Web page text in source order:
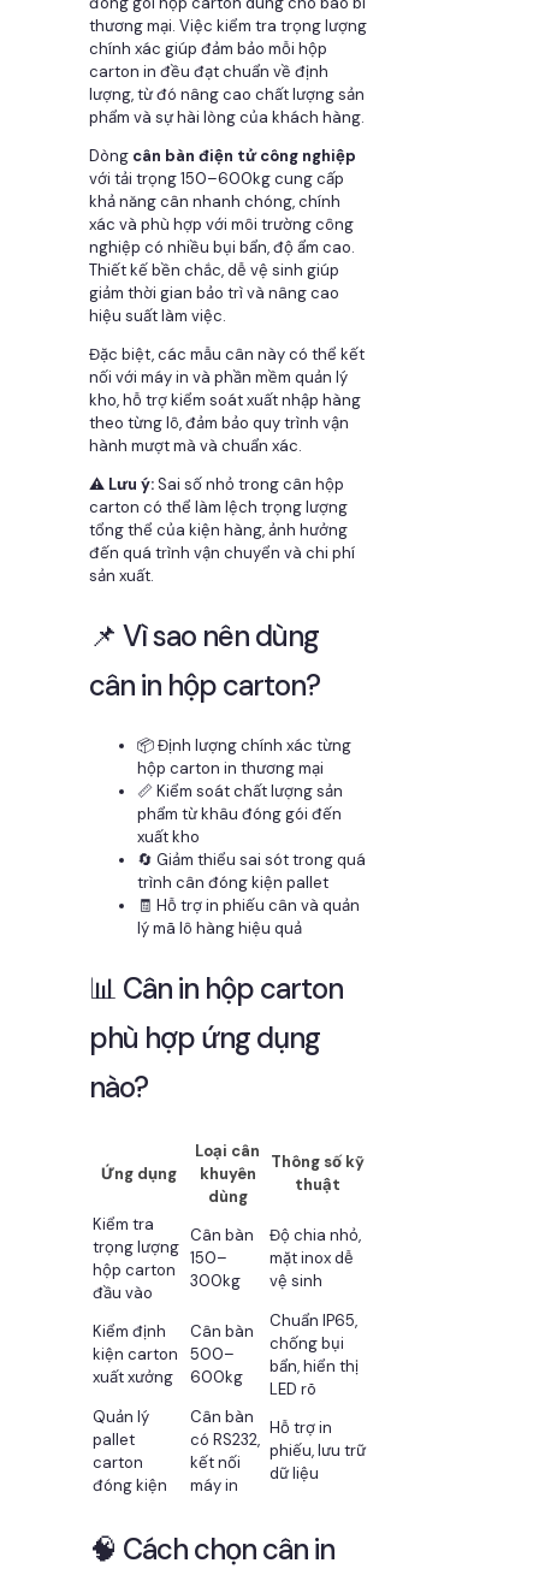
thương mại. Việc kiểm tra trọng lượng
chính xác giúp đảm bảo mỗi hộp
carton in đều đạt chuẩn về định
lượng, từ đó nâng cao chất lượng sản
phẩm và sự hài lòng của khách hàng.
Dòng cân bàn điện tử công nghiệp
với tải trọng 150–600kg cung cấp
khả năng cân nhanh chóng, chính
xác và phù hợp với môi trường công
nghiệp có nhiều bụi bẩn, độ ẩm cao.
Thiết kế bền chắc, dễ vệ sinh giúp
giảm thời gian bảo trì và nâng cao
hiệu suất làm việc.
Đặc biệt, các mẫu cân này có thể kết
nối với máy in và phần mềm quản lý
kho, hỗ trợ kiểm soát xuất nhập hàng
theo từng lô, đảm bảo quy trình vận
hành mượt mà và chuẩn xác.
⚠️ Lưu ý:Sai số nhỏ trong cân hộp
carton có thể làm lệch trọng lượng
tổng thể của kiện hàng, ảnh hưởng
đến quá trình vận chuyển và chi phí
sản xuất.
📌 Vì sao nên dùng
cân in hộp carton?
📦 Định lượng chính xác từng
hộp carton in thương mại
📏 Kiểm soát chất lượng sản
phẩm từ khâu đóng gói đến
xuất kho
🔄 Giảm thiểu sai sót trong quá
trình cân đóng kiện pallet
🧾 Hỗ trợ in phiếu cân và quản
lý mã lô hàng hiệu quả
📊 Cân in hộp carton
phù hợp ứng dụng
nào?
Ứng dụng
Loại cân
khuyên
dùng
Thông số kỹ
thuật
Kiểm tra
trọng lượng
hộp carton
đầu vào
Cân bàn
150–
300kg
Độ chia nhỏ,
mặt inox dễ
vệ sinh
Kiểm định
kiện carton
xuất xưởng
Cân bàn
500–
600kg
Chuẩn IP65,
chống bụi
bẩn, hiển thị
LED rõ
Quản lý
pallet
carton
đóng kiện
Cân bàn
có RS232,
kết nối
máy in
Hỗ trợ in
phiếu, lưu trữ
dữ liệu
🧠 Cách chọn cân in